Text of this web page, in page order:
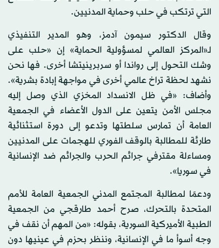
التي ترتكب في حلب وحماية المدنيين.
وقال الدكتور سيمون آدمز، وهو المدير التنفيذي
لـ«المركز العالمي لمسؤولية الحماية» إن «حلب على
وشك التحول إلى رواندا أو سربرينيتشا أخرى. فها نحن
نشهد لحظة تراخ عالمي أخرى في مواجهة إبادة بشرية».
وأضاف: «في ظل الانسداد المخزي الذي وصل إليه
مجلس الأمن يتعين على الدول الأعضاء في الجمعية
العامة أن تمارس سلطتها وتدعو إلى دورة استثنائية
طارئة للمطالبة بالوقف الفوري للهجمات على المدنيين
ومساءلة مقترفي جرائم الحرب والجرائم ضد الإنسانية
في سوريا».
ودعمًا لمطالبة المجتمع المدني الجمعية العامة للأمم
المتحدة بالتحرك، صرح أحمد طارقجي من الجمعية
الطبية الأميركية السورية، بقوله: «من المهم أن نقف في
وجه أسوأ ما في الإنسانية، وننظر بحزم في عينيها دون